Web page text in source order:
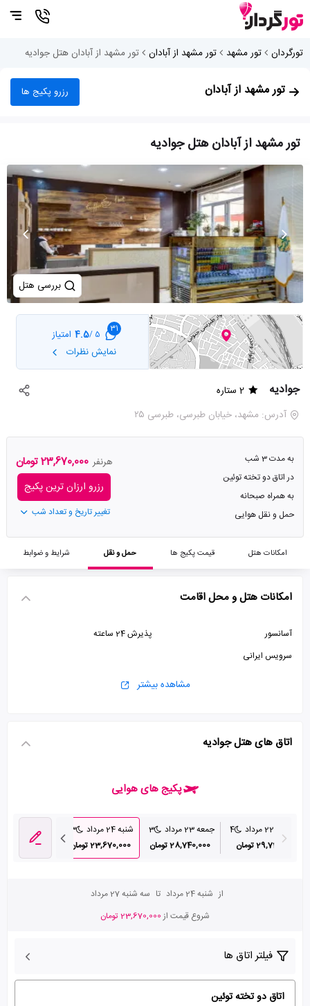
تورگردان تور مشهد تور مشهد از آبادان تور مشهد از آبادان هتل جوادیه
تور مشهد از آبادان رزرو پکیج ها
تور مشهد از آبادان هتل جوادیه
بررسی هتل
31
5 /
4.5 امتیاز
نمایش نظرات
جوادیه
2 ستاره
آدرس: مشهد، خیابان طبرسی، طبرسی ۲۵
به مدت 3 شب
در اتاق دو تخته توئین
به همراه صبحانه
حمل و نقل هوایی
هرنفر 23,670,000 تومان
رزرو ارزان ترین پکیج
تغییر تاریخ و تعداد شب
امکانات هتل قیمت پکیج ها حمل و نقل شرایط و ضوابط
امکانات هتل و محل اقامت
آسانسور
پذیرش 24 ساعته
سرویس ایرانی
مشاهده بیشتر
اتاق های هتل جوادیه
پکیج های هوایی
4
29,720,000 تومان
جمعه 23 مرداد
3
28,740,000 تومان
شنبه 24 مرداد
3
23,670,000 تومان
چهارشنبه 28 مرداد
23,700,000 تومان
از شنبه 24 مرداد تا سه شنبه 27 مرداد
شروع قیمت از23,670,000 تومان
فیلتر اتاق ها
اتاق دو تخته توئین